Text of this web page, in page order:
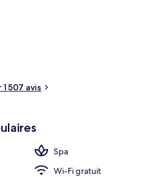
comprennent 14 restaurants, tandis que
vous invitent à siroter des boissons
et un club pour enfants (gratuit).
507 avis
Spa
Wi-Fi gratuit